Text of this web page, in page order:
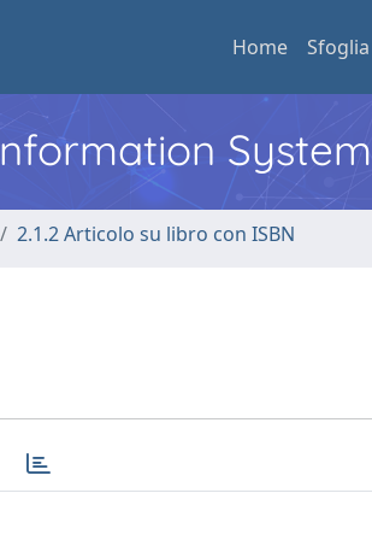
Home Sfoglia
System
2.1.2 Articolo su libro con ISBN